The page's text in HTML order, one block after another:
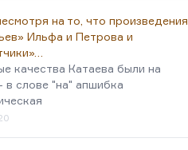
на то, что произведения
Ильфа и Петрова и
качества Катаева были на
в слове "на" апшибка